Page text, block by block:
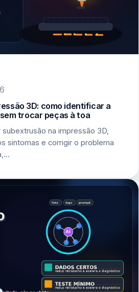
3D: como identificar a
trocar peças à toa
na impressão 3D,
sintomas e corrigir o problema